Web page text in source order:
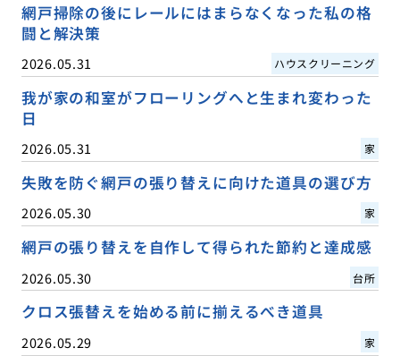
網戸掃除の後にレールにはまらなくなった私の格
闘と解決策
2026.05.31 ハウスクリーニング
我が家の和室がフローリングへと生まれ変わった
日
2026.05.31 家
失敗を防ぐ網戸の張り替えに向けた道具の選び方
2026.05.30 家
網戸の張り替えを自作して得られた節約と達成感
2026.05.30 台所
クロス張替えを始める前に揃えるべき道具
2026.05.29 家